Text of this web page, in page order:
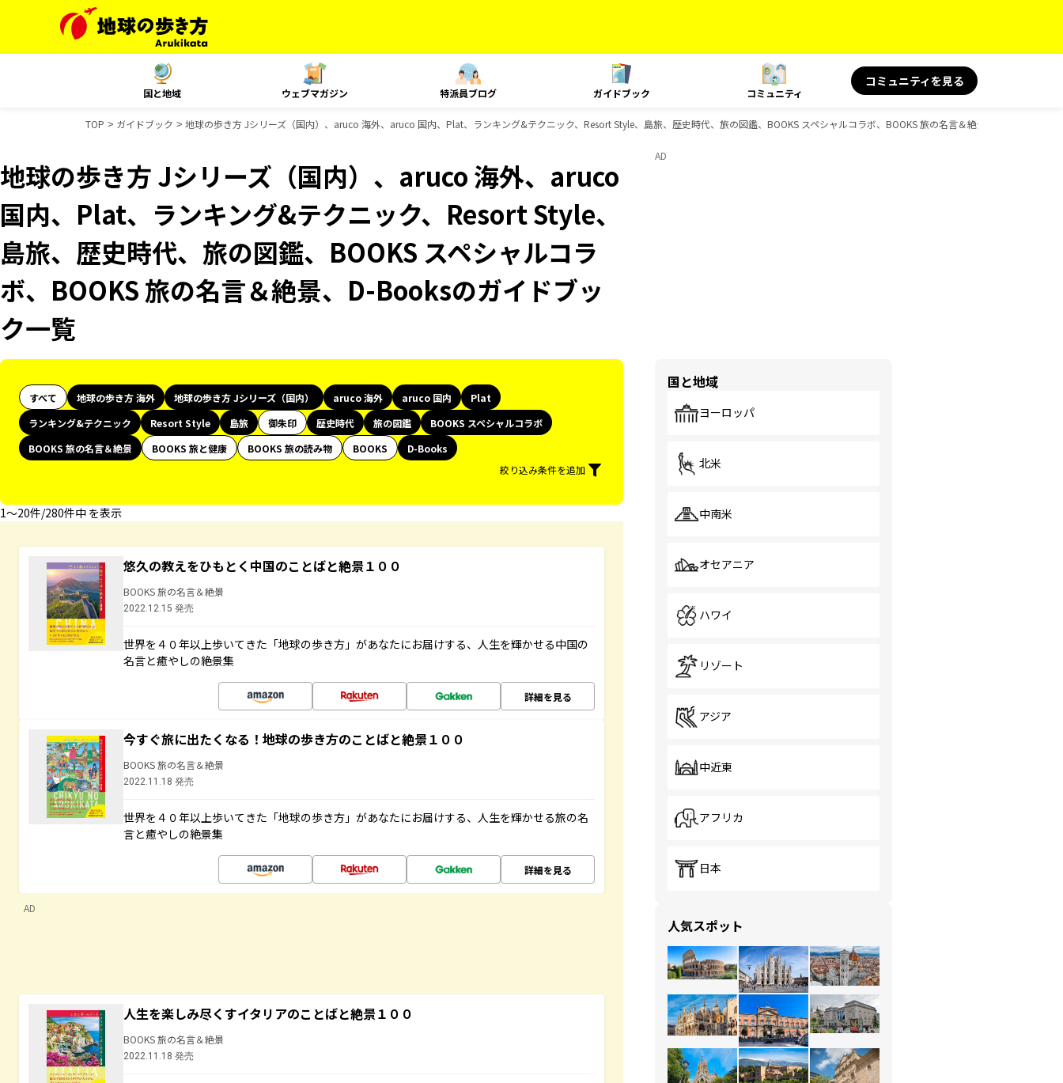
国と地域 ウェブマガジン 特派員ブログ ガイドブック コミュニティ
コミュニティを見る
TOP ガイドブック 地球の歩き方 Jシリーズ（国内）、aruco 海外、aruco 国内、Plat、ランキング&テクニック、Resort Style、島旅、歴史時代、旅の図鑑、BOOKS スペシャルコラボ、BOOKS 旅の名言＆絶景、D-Booksのガ
地球の歩き方 Jシリーズ（国内）、aruco 海外、aruco
国内、Plat、ランキング&テクニック、Resort Style、
島旅、歴史時代、旅の図鑑、BOOKS スペシャルコラ
ボ、BOOKS 旅の名言＆絶景、D-Booksのガイドブッ
ク一覧
すべて 地球の歩き方 海外 地球の歩き方 Jシリーズ（国内） aruco 海外 aruco 国内
Plat
ランキング&テクニック
Resort Style 島旅 御朱印 歴史時代 旅の図鑑
BOOKS スペシャルコラボ
BOOKS 旅の名言＆絶景
BOOKS 旅と健康 BOOKS 旅の読み物 BOOKS
D-Books
絞り込み条件を追加
1〜20件/280件中 を表示
悠久の教えをひもとく中国のことばと絶景１００
BOOKS 旅の名言＆絶景
2022.12.15 発売
世界を４０年以上歩いてきた「地球の歩き方」があなたにお届けする、人生を輝かせる中国の
名言と癒やしの絶景集
詳細を見る
今すぐ旅に出たくなる！地球の歩き方のことばと絶景１００
BOOKS 旅の名言＆絶景
2022.11.18 発売
世界を４０年以上歩いてきた「地球の歩き方」があなたにお届けする、人生を輝かせる旅の名
言と癒やしの絶景集
詳細を見る
AD
人生を楽しみ尽くすイタリアのことばと絶景１００
BOOKS 旅の名言＆絶景
2022.11.18 発売
AD
国と地域
ヨーロッパ
北米
中南米
オセアニア
ハワイ
リゾート
アジア
中近東
アフリカ
日本
人気スポット